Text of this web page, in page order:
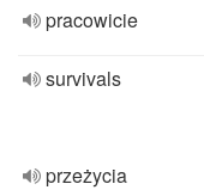
pracowicie
survivals
przeżycia